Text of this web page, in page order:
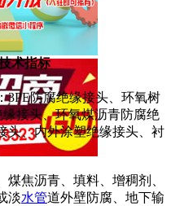
术指标
3PE防腐绝缘接头、环氧树
缘接头、环氧煤沥青防腐绝
头、内外涂塑绝缘接头、衬
焦沥青、填料、增稠剂、
淡水管道外壁防腐、地下输